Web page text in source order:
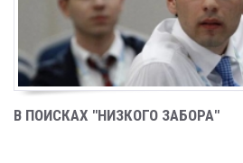
В ПОИСКАХ "НИЗКОГО ЗАБОРА"